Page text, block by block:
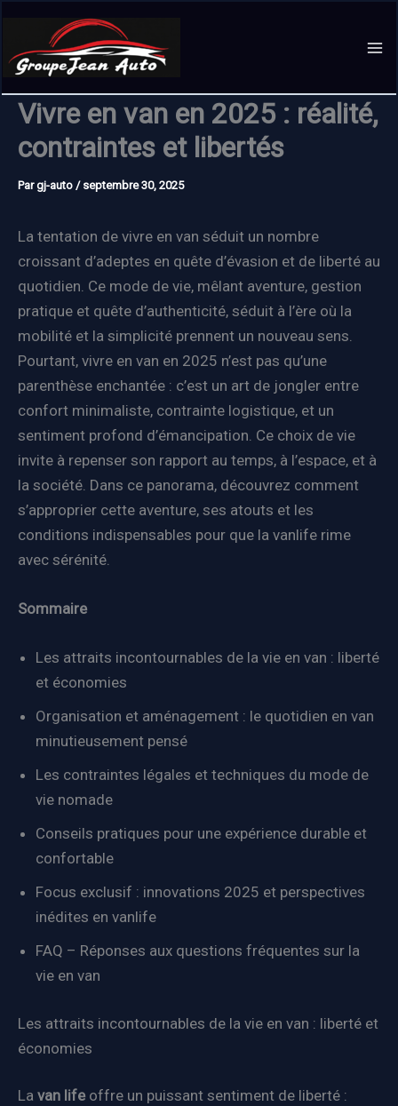
contenu
Vivre en van en 2025 : réalité,
contraintes et libertés
Pargj-auto / septembre 30, 2025
La tentation de vivre en van séduit un nombre
croissant d’adeptes en quête d’évasion et de liberté au
quotidien. Ce mode de vie, mêlant aventure, gestion
pratique et quête d’authenticité, séduit à l’ère où la
mobilité et la simplicité prennent un nouveau sens.
Pourtant, vivre en van en 2025 n’est pas qu’une
parenthèse enchantée : c’est un art de jongler entre
confort minimaliste, contrainte logistique, et un
sentiment profond d’émancipation. Ce choix de vie
invite à repenser son rapport au temps, à l’espace, et à
la société. Dans ce panorama, découvrez comment
s’approprier cette aventure, ses atouts et les
conditions indispensables pour que la vanlife rime
avec sérénité.
Sommaire
Les attraits incontournables de la vie en van : liberté
et économies
Organisation et aménagement : le quotidien en van
minutieusement pensé
Les contraintes légales et techniques du mode de
vie nomade
Conseils pratiques pour une expérience durable et
confortable
Focus exclusif : innovations 2025 et perspectives
inédites en vanlife
FAQ – Réponses aux questions fréquentes sur la
vie en van
Les attraits incontournables de la vie en van : liberté et
économies
La van lifeoffre un puissant sentiment de liberté :